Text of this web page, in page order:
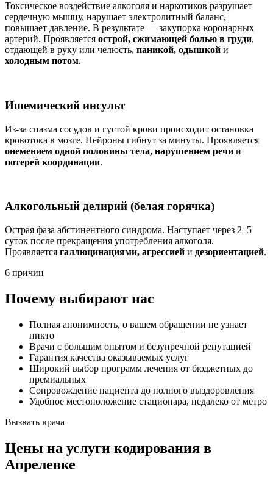
Токсическое воздействие алкоголя и наркотиков разрушает
сердечную мышцу, нарушает электролитный баланс,
повышает давление. В результате — закупорка коронарных
артерий. Проявляется острой, сжимающей болью в груди,
отдающей в руку или челюсть, паникой, одышкой и
холодным потом.
Ишемический инсульт
Из-за спазма сосудов и густой крови происходит остановка
кровотока в мозге. Нейроны гибнут за минуты. Проявляется
онемением одной половины тела, нарушением речи и
потерей координации.
Алкогольный делирий (белая горячка)
Острая фаза абстинентного синдрома. Наступает через 2–5
суток после прекращения употребления алкоголя.
Проявляется галлюцинациями, агрессией и дезориентацией.
6 причин
Почему выбирают нас
Полная анонимность, о вашем обращении не узнает
никто
Врачи с большим опытом и безупречной репутацией
Гарантия качества оказываемых услуг
Широкий выбор программ лечения от бюджетных до
премиальных
Сопровождение пациента до полного выздоровления
Удобное местоположение стационара, недалеко от метро
Вызвать врача
Цены на услуги кодирования в
Апрелевке